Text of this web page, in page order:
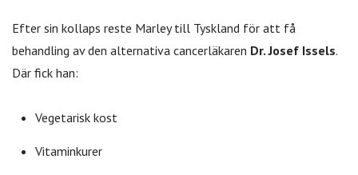
Efter sin kollaps reste Marley till Tyskland för att få
behandling av den alternativa cancerläkaren Dr. Josef Issels.
Där fick han:
Vegetarisk kost
Vitaminkurer